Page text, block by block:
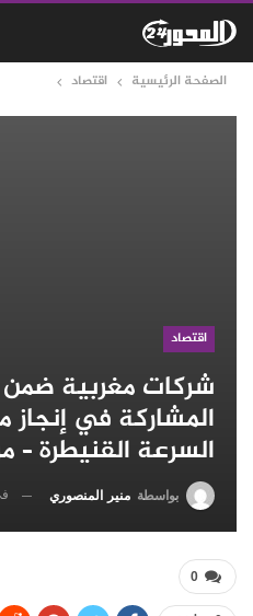
الصفحة الرئيسية اقتصاد
اقتصاد
شركات مغربية ضمن
المشاركة في
السرعة القنيطرة
بواسطة منير المنصوري
0